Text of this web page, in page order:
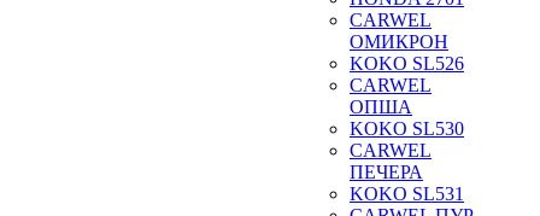
CARWEL
ОМИКРОН
KOKO SL526
CARWEL
ОПША
KOKO SL530
CARWEL
ПЕЧЕРА
KOKO SL531